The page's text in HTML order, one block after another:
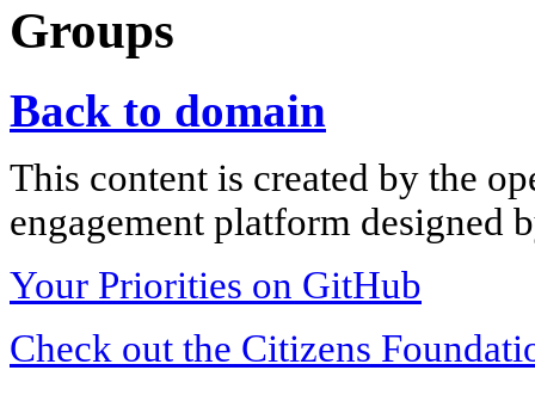
Groups
Back to domain
This content is created by the
engagement platform designed
Your Priorities on GitHub
Check out the Citizens